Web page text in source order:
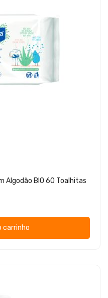
Algodão BIO 60 Toalhitas
carrinho